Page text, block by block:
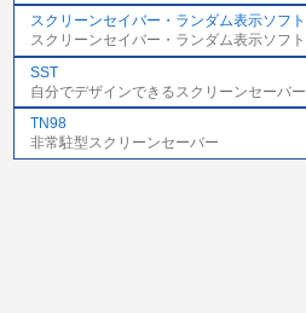
スクリーンセイバー・ランダム表示ソフト
スクリーンセイバー・ランダム表示ソフト
SST
自分でデザインできるスクリーンセーバー
TN98
非常駐型スクリーンセーバー